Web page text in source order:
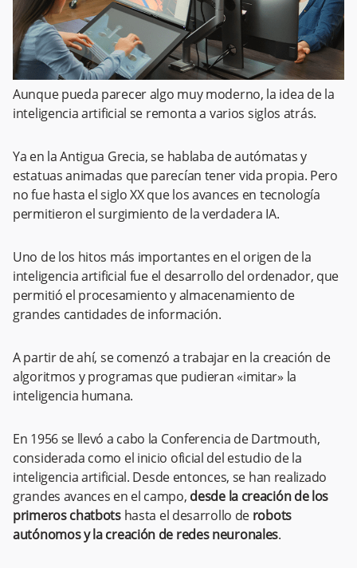
Aunque pueda parecer algo muy moderno, la idea de la
inteligencia artificial se remonta a varios siglos atrás.
Ya en la Antigua Grecia, se hablaba de autómatas y
estatuas animadas que parecían tener vida propia. Pero
no fue hasta el siglo XX que los avances en tecnología
permitieron el surgimiento de la verdadera IA.
Uno de los hitos más importantes en el origen de la
inteligencia artificial fue el desarrollo del ordenador, que
permitió el procesamiento y almacenamiento de
grandes cantidades de información.
A partir de ahí, se comenzó a trabajar en la creación de
algoritmos y programas que pudieran «imitar» la
inteligencia humana.
En 1956 se llevó a cabo la Conferencia de Dartmouth,
considerada como el inicio oficial del estudio de la
inteligencia artificial. Desde entonces, se han realizado
grandes avances en el campo, desde la creación de los
primeros chatbotshasta el desarrollo de robots
autónomos y la creación de redes neuronales.